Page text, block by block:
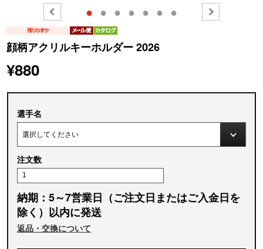
● ● ● ● ● ● ●
顔柄アクリルキーホルダー 2026
¥880
選手名
注文数
納期：5～7営業日（ご注文日またはご入金日を
除く）以内に発送
返品・交換について